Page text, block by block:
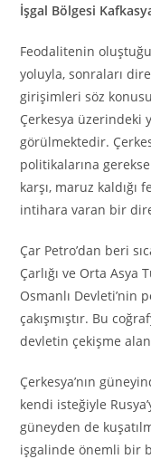
İşgal Bölgesi
Feodalitenin oluştuğu
yoluyla, sonraları
girişimleri söz
Çerkesya üzerindeki
görülmektedir.
politikalarına gerekse
karşı, maruz kaldığı
intihara varan bir
Çar Petro’dan beri
Çarlığı ve Orta Asya
Osmanlı Devleti’nin
çakışmıştır. Bu
devletin çekişme
Çerkesya’nın
kendi isteğiyle
güneyden de
işgalinde önemli bir